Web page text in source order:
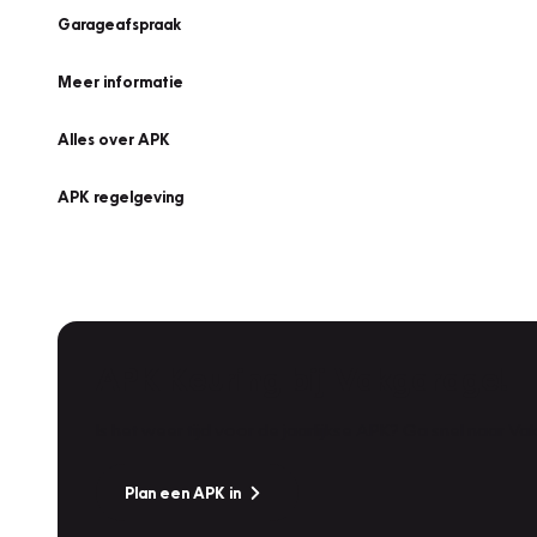
Garageafspraak
Meer informatie
Alles over APK
APK regelgeving
Plan een APK in